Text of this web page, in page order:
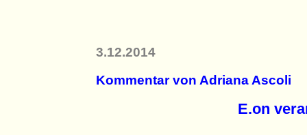
3.12.2014
Kommentar von Adriana Ascoli
E.on